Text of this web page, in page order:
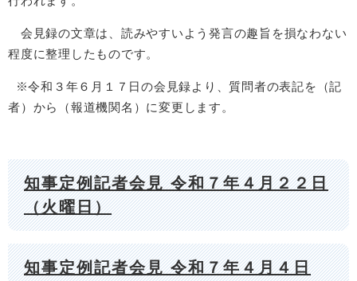
会見録の文章は、読みやすいよう発言の趣旨を損なわない
程度に整理したものです。
※令和３年６月１７日の会見録より、質問者の表記を（記
者）から（報道機関名）に変更します。
知事定例記者会見 令和７年４月２２日
（火曜日）
知事定例記者会見 令和７年４月４日